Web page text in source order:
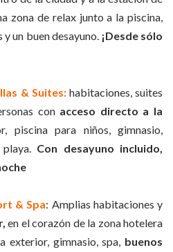
zona de relax junto a la piscina,
un buen desayuno. ¡Desde sólo
& Suites: habitaciones, suites
conacceso directo a la
piscina para niños, gimnasio,
Con desayuno incluido,
& Spa: Amplias habitaciones y
en el corazón de la zona hotelera
exterior, gimnasio, spa, buenos